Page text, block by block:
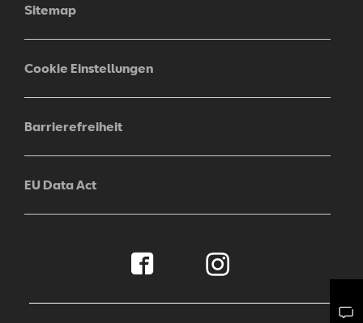
Sitemap
Cookie Einstellungen
Barrierefreiheit
EU Data Act